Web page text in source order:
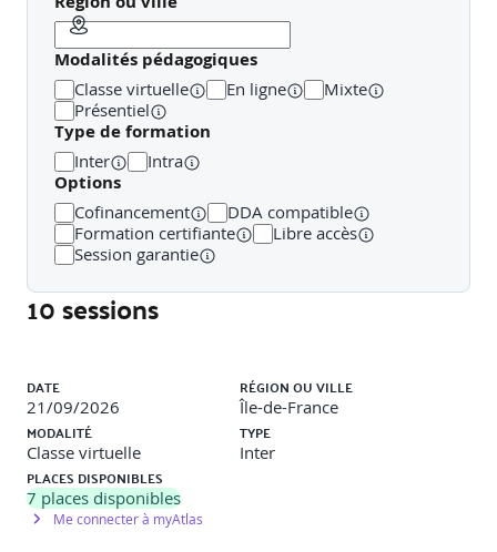
Mettre en perspective les statistiques sur les VSS.
Identifier les risques spécifiques aux environnements
professionnels couverts par Atlas.
Comprendre l'impact des dynamiques organisationnelles
sur les violences.
3- De la discrimination aux violences sexistes et
sexuelles – Clarifier les dynamiques
Définir agissements sexistes, harcèlement sexuel et
harcèlement environnemental.
· Comprendre le continuum des violences.
Distinguer comportements inappropriés, illégaux et
Modalités pédagogiques
Classe virtuelle En ligne
Mixte
Présentiel
Type de formation
Inter Intra
Options
Cofinancement
DDA compatible
Formation certifiante
Libre accès
Session garantie
10 sessions
DATE
21/09/2026
RÉGION OU VILLE
Île-de-France
MODALITÉ
Classe virtuelle
TYPE
Inter
PLACES DISPONIBLES
7 places disponibles
Me connecter à myAtlas